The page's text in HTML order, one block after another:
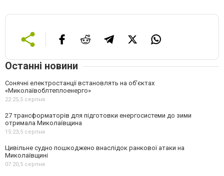
Останні новини
Сонячні електростанції встановлять на об'єктах
«Миколаївоблтеплоенерго»
22:25,5 серпня
27 трансформаторів для підготовки енергосистеми до зими
отримала Миколаївщина
15:23,5 серпня
Цивільне судно пошкоджено внаслідок ранкової атаки на
Миколаївщині
07:20,5 серпня